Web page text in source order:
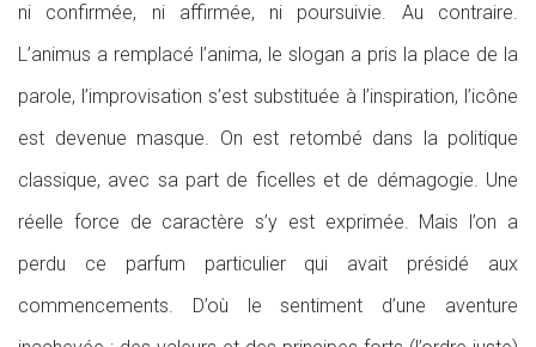
ni confirmée, ni affirmée, ni poursuivie. Au contraire.
L’animus a remplacé l’anima, le slogan a pris la place de la
parole, l’improvisation s’est substituée à l’inspiration, l’icône
est devenue masque. On est retombé dans la politique
classique, avec sa part de ficelles et de démagogie. Une
réelle force de caractère s’y est exprimée. Mais l’on a
perdu ce parfum particulier qui avait présidé aux
commencements. D’où le sentiment d’une aventure